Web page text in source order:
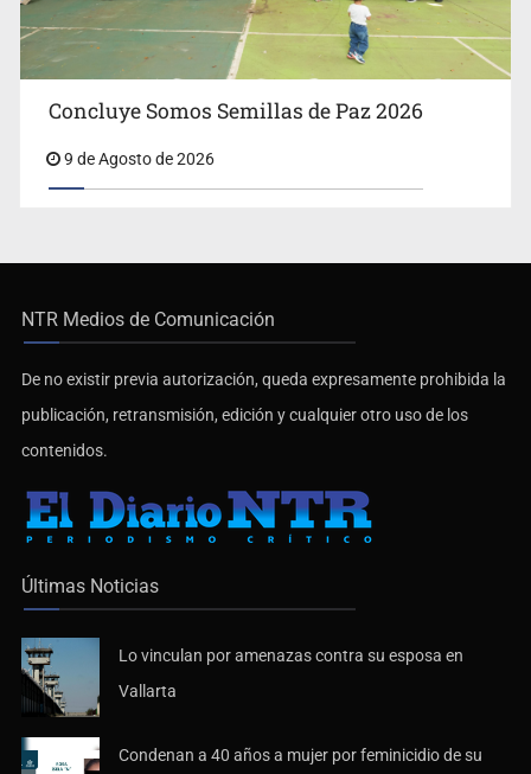
Concluye Somos Semillas de Paz 2026
9 de Agosto de 2026
NTR Medios de Comunicación
De no existir previa autorización, queda expresamente prohibida la
publicación, retransmisión, edición y cualquier otro uso de los
contenidos.
Últimas Noticias
Lo vinculan por amenazas contra su esposa en
Vallarta
Condenan a 40 años a mujer por feminicidio de su